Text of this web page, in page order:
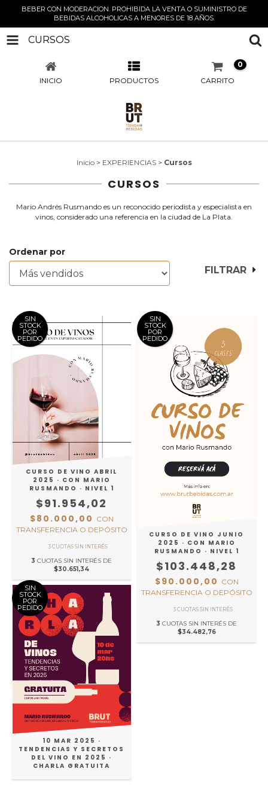
BEBER CON MODERACION. PROHIBIDA LA VENTA O SUMINISTRO DE
BEBIDAS ALCOHOLICAS A MENORES DE 18 AÑOS.
CURSOS
INICIO PRODUCTOS CARRITO
0
Inicio > EXPERIENCIAS > Cursos
CURSOS
Mario Andrés Rusmando es un reconocido periodista y especialista en
vinos, considerado una referencia en la ciudad de La Plata.
Ordenar por
FILTRAR
SIN
STOCK
POR
PEDIDO
CURSO DE VINO ABRIL
2025 · CON MARIO
RUSMANDO · NIVEL 1
$91.954,02
$80.000,00 CON
TRANSFERENCIA O DEPÓSITO
3 CUOTAS SIN INTERÉS DE
$30.651,34
SIN
STOCK
POR
PEDIDO
CURSO DE VINO JUNIO
2025 · CON MARIO
RUSMANDO · NIVEL 1
$103.448,28
$90.000,00 CON
TRANSFERENCIA O DEPÓSITO
3 CUOTAS SIN INTERÉS DE
$34.482,76
SIN
STOCK
POR
PEDIDO
10 MAR 2025 ·
TENDENCIAS Y SECRETOS
DEL VINO EN 2025 ·
CHARLA GRATUITA